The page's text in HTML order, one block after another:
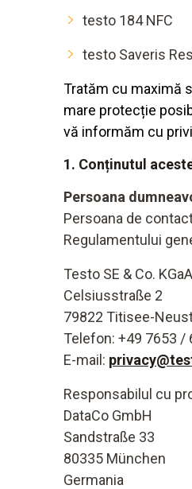
testo 184 NFC
testo Saveris
Tratăm cu maximă
mare protecție
vă informăm cu
1. Conținutul
Persoana
Persoana de
Regulamentului
Testo SE & Co. KGaA
Celsiusstraße 2
79822 Titisee-
Telefon: +49 7653 /
E-mail:
Responsabilul cu
DataCo GmbH
Sandstraße 33
80335 München
Germania